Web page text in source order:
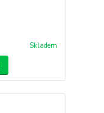
Skladem